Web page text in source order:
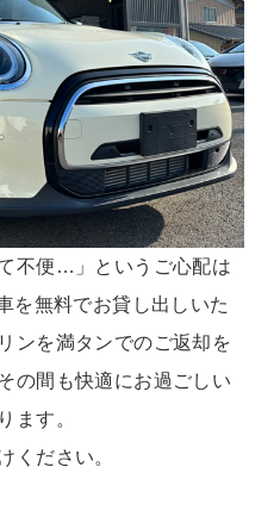
不便…」というご心配は
を無料でお貸し出しいた
ンを満タンでのご返却を
の間も快適にお過ごしい
ます。
ください。